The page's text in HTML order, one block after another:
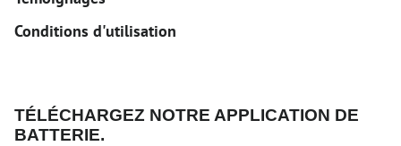
Conditions d'utilisation
TÉLÉCHARGEZ NOTRE APPLICATION DE
BATTERIE.